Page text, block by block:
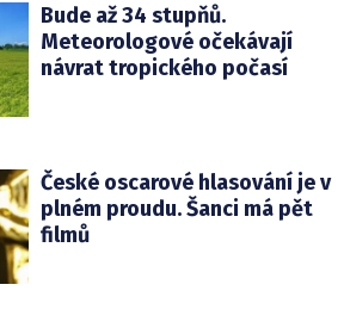
Bude až 34 stupňů.
Meteorologové očekávají
návrat tropického počasí
České oscarové hlasování je v
plném proudu. Šanci má pět
filmů